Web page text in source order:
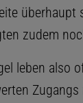
überhaupt
zudem
leben also